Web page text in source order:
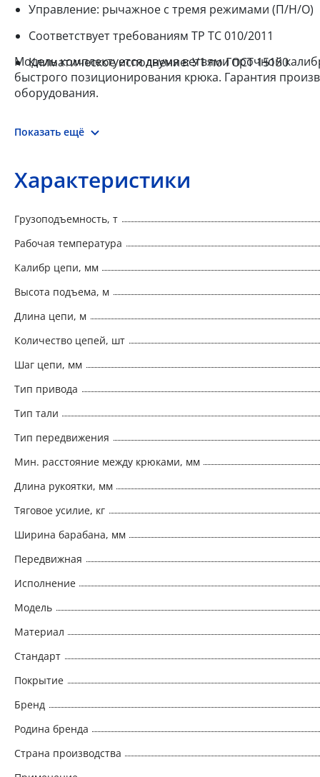
Управление: рычажное с тремя режимами (П/Н/О)
Соответствует требованиям ТР ТС 010/2011
Климатическое исполнение: У1 по ГОСТ 15150
Модель комплектуется двумя ветвями прочной
быстрого позиционирования крюка. Гарантия
оборудования.
Показать ещё
Характеристики
Грузоподъемность, т
Рабочая температура
Калибр цепи, мм
Высота подъема, м
Длина цепи, м
Количество цепей, шт
Шаг цепи, мм
Тип привода
Тип тали
Тип передвижения
Мин. расстояние между крюками, мм
Длина рукоятки, мм
Тяговое усилие, кг
Ширина барабана, мм
Передвижная
Исполнение
Модель
Материал
Стандарт
Покрытие
Бренд
Родина бренда
Страна производства